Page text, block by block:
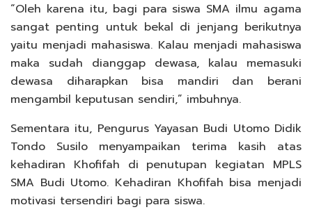
“Oleh karena itu, bagi para siswa SMA ilmu agama
sangat penting untuk bekal di jenjang berikutnya
yaitu menjadi mahasiswa. Kalau menjadi mahasiswa
maka sudah dianggap dewasa, kalau memasuki
dewasa diharapkan bisa mandiri dan berani
mengambil keputusan sendiri,” imbuhnya.
Sementara itu, Pengurus Yayasan Budi Utomo Didik
Tondo Susilo menyampaikan terima kasih atas
kehadiran Khofifah di penutupan kegiatan MPLS
SMA Budi Utomo. Kehadiran Khofifah bisa menjadi
motivasi tersendiri bagi para siswa.